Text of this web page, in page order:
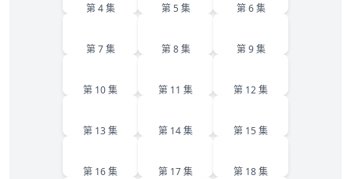
第 4 集 第 5 集 第 6 集
第 7 集 第 8 集 第 9 集
第 10 集 第 11 集 第 12 集
第 13 集 第 14 集 第 15 集
第 16 集 第 17 集 第 18 集